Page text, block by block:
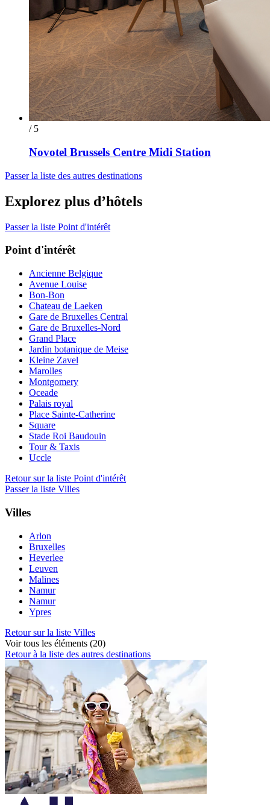
/ 5
Novotel Brussels Centre Midi Station
Passer la liste des autres destinations
Explorez plus d’hôtels
Passer la liste Point d'intérêt
Point d'intérêt
Ancienne Belgique
Avenue Louise
Bon-Bon
Chateau de Laeken
Gare de Bruxelles Central
Gare de Bruxelles-Nord
Grand Place
Jardin botanique de Meise
Kleine Zavel
Marolles
Montgomery
Oceade
Palais royal
Place Sainte-Catherine
Square
Stade Roi Baudouin
Tour & Taxis
Uccle
Retour sur la liste Point d'intérêt
Passer la liste Villes
Villes
Arlon
Bruxelles
Heverlee
Leuven
Malines
Namur
Namur
Ypres
Retour sur la liste Villes
Voir tous les éléments (20)
Retour à la liste des autres destinations